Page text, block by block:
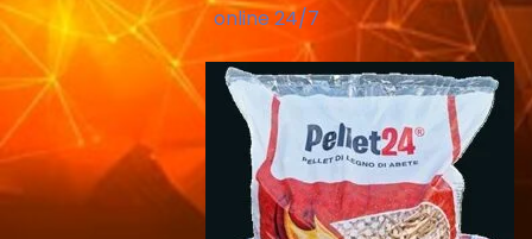
online 24/7